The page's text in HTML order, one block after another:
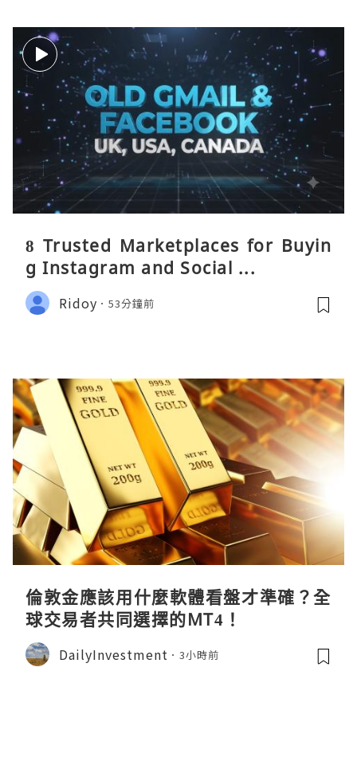
8 Trusted Marketplaces for Buyin
g Instagram and Social ...
Ridoy 53分鐘前
倫敦金應該用什麼軟體看盤才準確？全
球交易者共同選擇的MT4！
DailyInvestment 3小時前